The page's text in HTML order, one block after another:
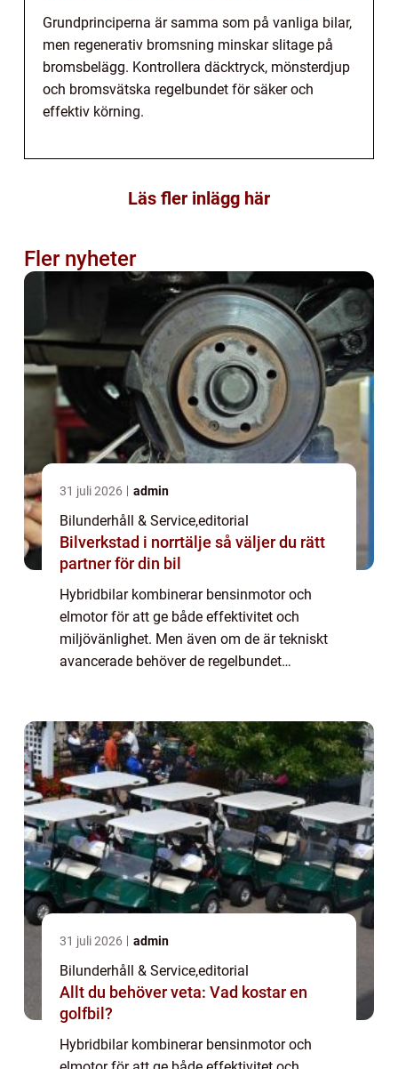
Grundprinciperna är samma som på vanliga bilar,
men regenerativ bromsning minskar slitage på
bromsbelägg. Kontrollera däcktryck, mönsterdjup
och bromsvätska regelbundet för säker och
effektiv körning.
Läs fler inlägg här
Fler nyheter
31 juli 2026 admin
Bilunderhåll & Service,editorial
Bilverkstad i norrtälje så väljer du rätt
partner för din bil
Hybridbilar kombinerar bensinmotor och
elmotor för att ge både effektivitet och
miljövänlighet. Men även om de är tekniskt
avancerade behöver de regelbundet
31 juli 2026 admin
Bilunderhåll & Service,editorial
Allt du behöver veta: Vad kostar en
golfbil?
Hybridbilar kombinerar bensinmotor och